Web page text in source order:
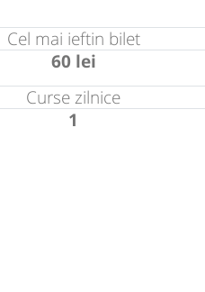
Cel mai ieftin bilet
60 lei
Curse zilnice
1